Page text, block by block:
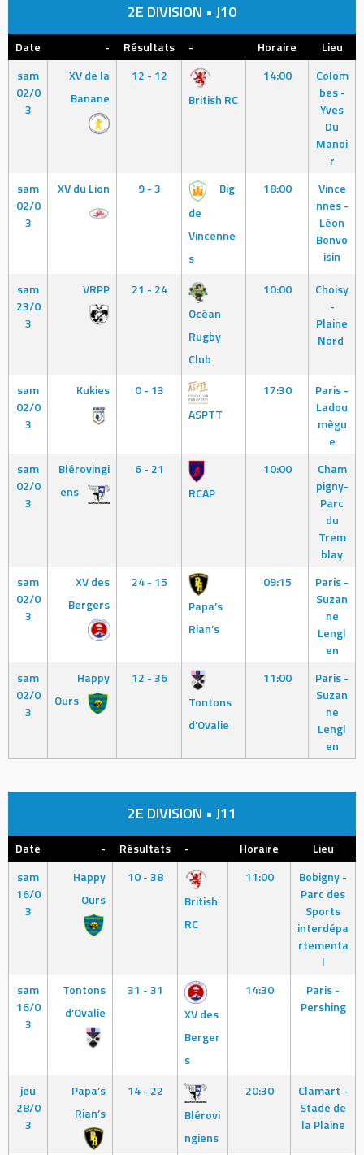
2E DIVISION • J10
Date - Résultats - Horaire
Lieu
sam
02/0
3
XV de la
Banane
12 - 12
British RC
14:00
Colom
bes -
Yves
Du
Manoi
r
sam
02/0
3
XV du Lion 9 - 3
Big
de
Vincenne
s
18:00
Vince
nnes -
Léon
Bonvo
isin
sam
23/0
3
VRPP
21 - 24
Océan
Rugby
Club
10:00
Choisy
-
Plaine
Nord
sam
02/0
3
Kukies
0 - 13
ASPTT
17:30
Paris -
Ladou
mègu
e
sam
02/0
3
Blérovingi
ens
6 - 21
RCAP
10:00
Cham
pigny-
Parc
du
Trem
blay
sam
02/0
3
XV des
Bergers
24 - 15
Papa’s
Rian’s
09:15
Paris -
Suzan
ne
Lengl
en
sam
02/0
3
Happy
Ours
12 - 36
Tontons
d’Ovalie
11:00
Paris -
Suzan
ne
Lengl
en
2E DIVISION • J11
Date - Résultats - Horaire
Lieu
sam
16/0
3
Happy
Ours
10 - 38
British
RC
11:00
Bobigny -
Parc des
Sports
interdépa
rtementa
l
sam
16/0
3
Tontons
d’Ovalie
31 - 31
XV des
Berger
s
14:30
Paris -
Pershing
jeu
28/0
3
Papa’s
Rian’s
14 - 22
Blérovi
ngiens
20:30
Clamart -
Stade de
la Plaine